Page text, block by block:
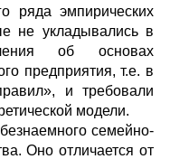
ряда эмпирических
не укладывались в
об основах
предприятия, т.е. в
и требовали
модели.
семейно-
Оно отличается от